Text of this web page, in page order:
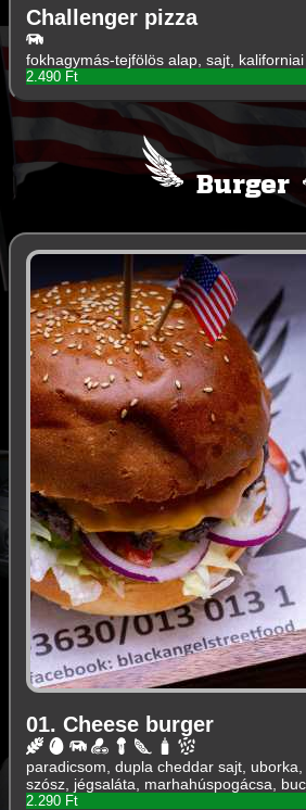
Challenger pizza
fokhagymás-tejfölös alap, sajt,
2.490 Ft
Burger
01. Cheese burger
paradicsom, dupla cheddar sajt,
szósz, jégsaláta, marhahúspogácsa,
2.290 Ft